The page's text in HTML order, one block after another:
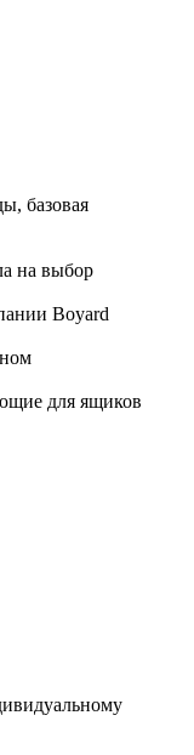
базовая
на выбор
Boyard
для ящиков